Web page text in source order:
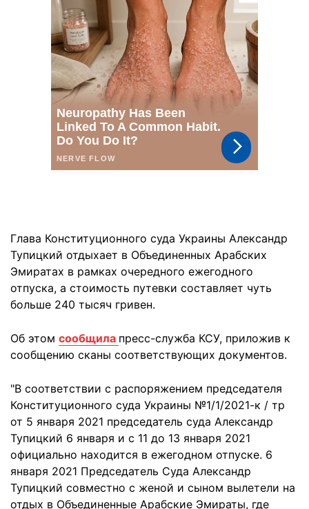
Глава Конституционного суда Украины Александр
Тупицкий отдыхает в Объединенных Арабских
Эмиратах в рамках очередного ежегодного
отпуска, а стоимость путевки составляет чуть
больше 240 тысяч гривен.
Об этом сообщила пресс-служба КСУ, приложив к
сообщению сканы соответствующих документов.
"В соответствии с распоряжением председателя
Конституционного суда Украины №1/1/2021-к / тр
от 5 января 2021 председатель суда Александр
Тупицкий 6 января и с 11 до 13 января 2021
официально находится в ежегодном отпуске. 6
января 2021 Председатель Суда Александр
Тупицкий совместно с женой и сыном вылетели на
отдых в Объединенные Арабские Эмираты, где